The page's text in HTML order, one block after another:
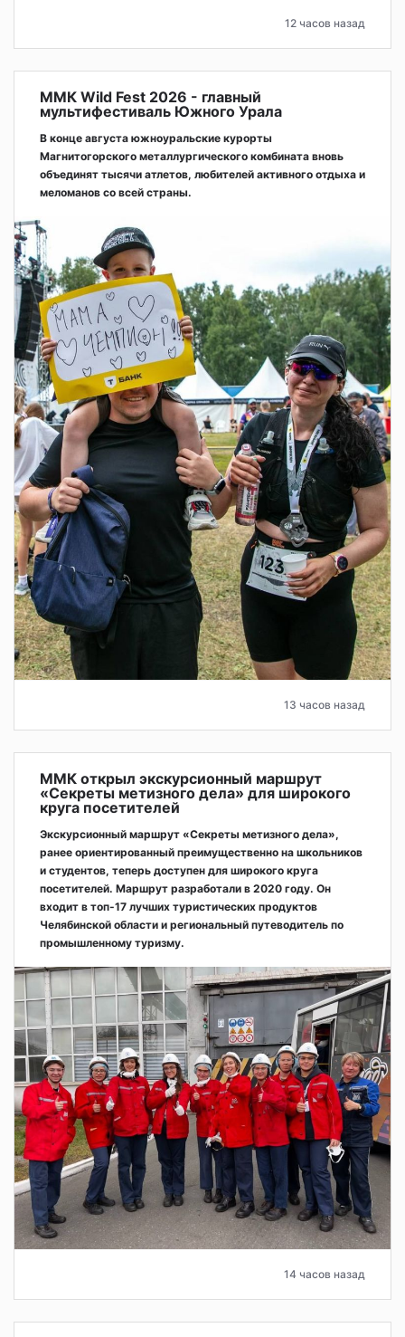
12 часов назад
ММК Wild Fest 2026 - главный
мультифестиваль Южного Урала
В конце августа южноуральские курорты
Магнитогорского металлургического комбината вновь
объединят тысячи атлетов, любителей активного отдыха и
меломанов со всей страны.
13 часов назад
ММК открыл экскурсионный маршрут
«Секреты метизного дела» для широкого
круга посетителей
Экскурсионный маршрут «Секреты метизного дела»,
ранее ориентированный преимущественно на школьников
и студентов, теперь доступен для широкого круга
посетителей. Маршрут разработали в 2020 году. Он
входит в топ-17 лучших туристических продуктов
Челябинской области и региональный путеводитель по
промышленному туризму.
14 часов назад